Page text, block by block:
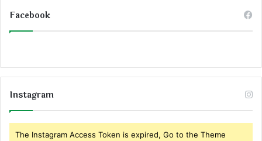
Facebook
Instagram
The Instagram Access Token is expired, Go to the Theme